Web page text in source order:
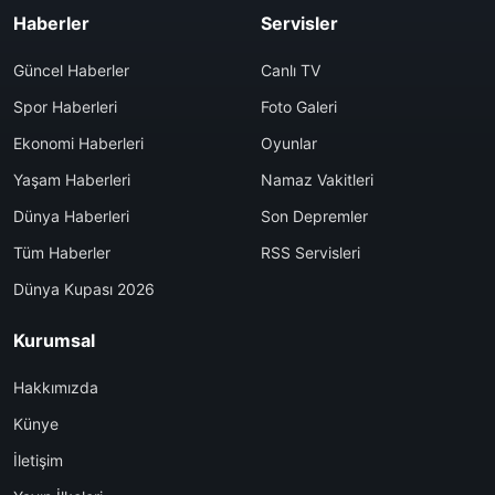
Haberler
Güncel Haberler
Spor Haberleri
Ekonomi Haberleri
Yaşam Haberleri
Dünya Haberleri
Tüm Haberler
Dünya Kupası 2026
Servisler
Canlı TV
Foto Galeri
Oyunlar
Namaz Vakitleri
Son Depremler
RSS Servisleri
Kurumsal
Hakkımızda
Künye
İletişim